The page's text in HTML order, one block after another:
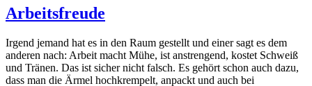
Arbeitsfreude
Irgend jemand hat es in den Raum gestellt und einer sagt es dem
anderen nach: Arbeit macht Mühe, ist anstrengend, kostet Schweiß
und Tränen. Das ist sicher nicht falsch. Es gehört schon auch dazu,
dass man die Ärmel hochkrempelt, anpackt und auch bei